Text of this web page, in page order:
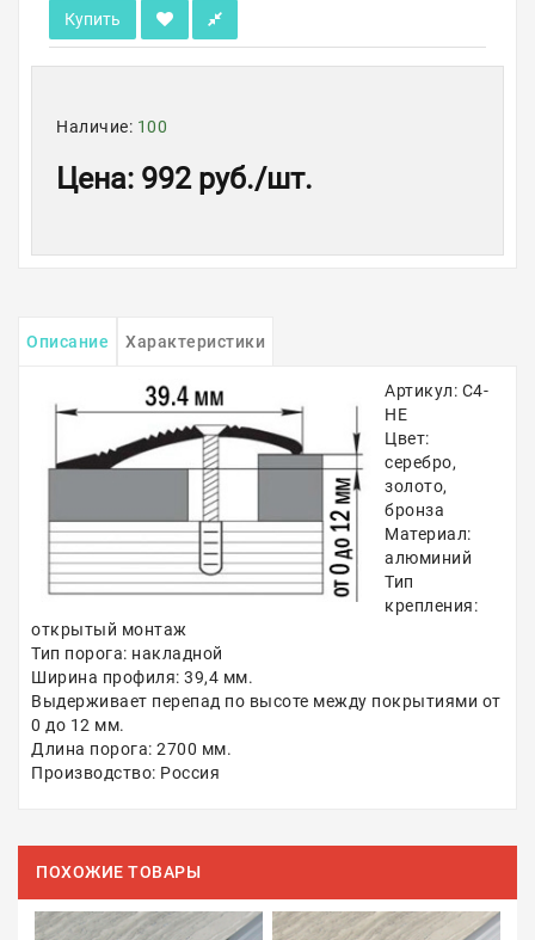
Купить
Наличие: 100
Цена: 992 руб./шт.
Описание Характеристики
Артикул: С4-
НЕ
Цвет:
серебро,
золото,
бронза
Материал:
алюминий
Тип
крепления:
открытый монтаж
Тип порога: накладной
Ширина профиля: 39,4 мм.
Выдерживает перепад по высоте между покрытиями от
0 до 12 мм.
Длина порога: 2700 мм.
Производство: Россия
ПОХОЖИЕ ТОВАРЫ